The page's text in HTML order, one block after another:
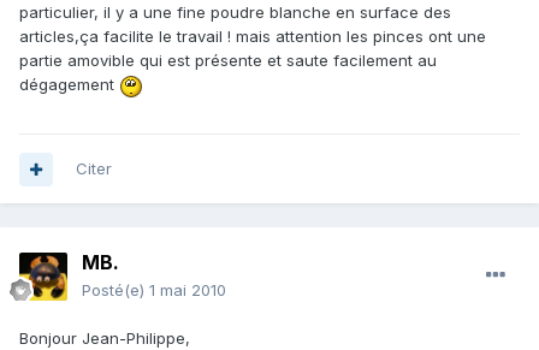
particulier, il y a une fine poudre blanche en surface des
articles,ça facilite le travail ! mais attention les pinces ont une
partie amovible qui est présente et saute facilement au
dégagement
Citer
MB.
Posté(e) 1 mai 2010
Bonjour Jean-Philippe,